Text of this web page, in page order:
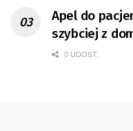
Apel do
szybciej z
0 UDOST.